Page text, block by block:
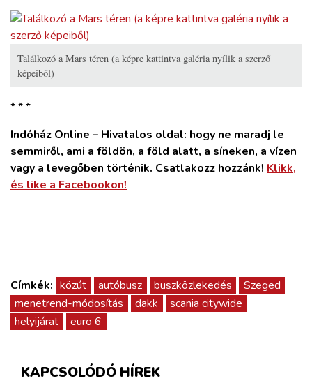
Találkozó a Mars téren (a képre kattintva galéria nyílik a szerző
képeiből)
* * *
Indóház Online – Hivatalos oldal: hogy ne maradj le
semmiről, ami a földön, a föld alatt, a síneken, a vízen
vagy a levegőben történik. Csatlakozz hozzánk! Klikk,
és like a Facebookon!
Címkék: közút autóbusz buszközlekedés
Szeged
menetrend-módosítás
dakk
scania citywide
helyijárat
euro 6
KAPCSOLÓDÓ HÍREK